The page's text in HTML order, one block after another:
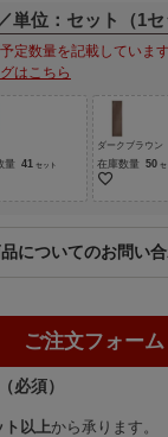
単位：セット（1セ
定数量を記載しています
はこちら
量 41
ダークブラウン
在庫数量 50
についてのお問い
ご注文フォーム
（必須）
ト以上から承ります。